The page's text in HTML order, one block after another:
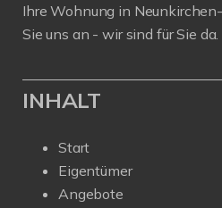
Ihre Wohnung in
Sie uns an - wir sind für Sie da.
INHALT
Start
Eigentümer
Angebote